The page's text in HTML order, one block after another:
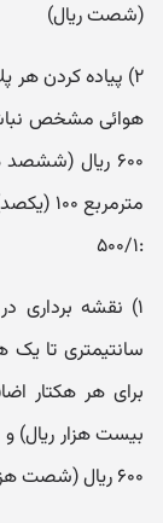
(شصت ریال)
۲) پیاده کردن
:۵۰۰/۱
۶۰۰ ریال (شصت هزار ریال).